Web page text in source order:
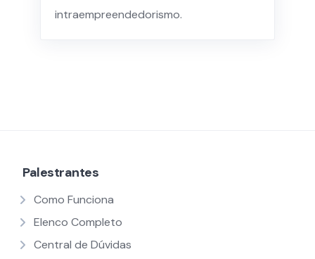
intraempreendedorismo.
Palestrantes
Como Funciona
Elenco Completo
Central de Dúvidas